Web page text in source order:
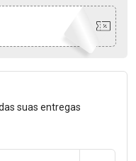
Frete
suas entregas